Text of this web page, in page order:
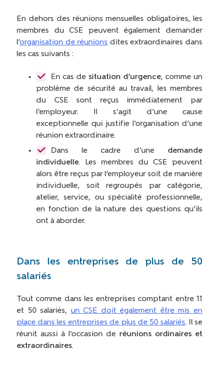
En dehors des réunions mensuelles obligatoires, les
membres du CSE peuvent également demander
l’organisation de réunions dites extraordinaires dans
les cas suivants :
En cas de situation d’urgence, comme un
problème de sécurité au travail, les membres
du CSE sont reçus immédiatement par
l’employeur. Il s’agit d’une cause
exceptionnelle qui justifie l’organisation d’une
réunion extraordinaire.
Dans le cadre d’une demande
individuelle. Les membres du CSE peuvent
alors être reçus par l’employeur soit de manière
individuelle, soit regroupés par catégorie,
atelier, service, ou spécialité professionnelle,
en fonction de la nature des questions qu’ils
ont à aborder.
Dans les entreprises de plus de 50
salariés
Tout comme dans les entreprises comptant entre 11
et 50 salariés, un CSE doit également être mis en
place dans les entreprises de plus de 50 salariés. Il se
réunit aussi à l’occasion de réunions ordinaires et
extraordinaires.